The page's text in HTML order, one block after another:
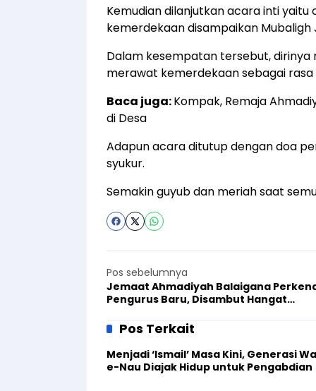
Kemudian dilanjutkan acara inti
kemerdekaan disampaikan
Dalam kesempatan tersebut,
merawat kemerdekaan sebagai rasa
Baca juga:Kompak, Remaja
di Desa
Adapun acara ditutup dengan doa
syukur.
Semakin guyub dan meriah saat
Pos sebelumnya
Jemaat Ahmadiyah Balaigana
Pengurus Baru, Disambut Hangat
Pos Terkait
Menjadi ‘Ismail’ Masa Kini, Generasi
e-Nau Diajak Hidup untuk Pengabdian